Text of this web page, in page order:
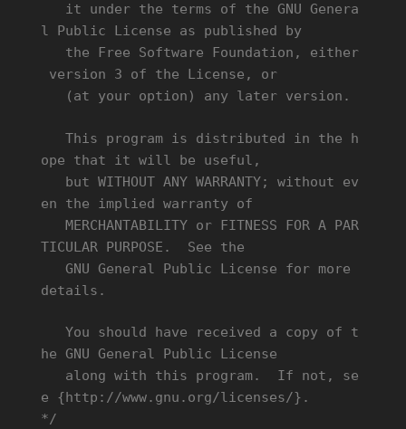
it under the terms of the GNU Genera
l Public License as published by
the Free Software Foundation, either
version 3 of the License, or
(at your option) any later version.
This program is distributed in the h
ope that it will be useful,
but WITHOUT ANY WARRANTY; without ev
en the implied warranty of
MERCHANTABILITY or FITNESS FOR A PAR
TICULAR PURPOSE. See the
GNU General Public License for more
details.
You should have received a copy of t
he GNU General Public License
along with this program. If not, se
e {http://www.gnu.org/licenses/}.
*/